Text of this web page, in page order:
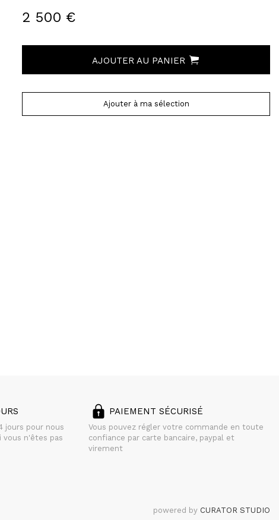
2 500 €
AJOUTER AU PANIER
Ajouter à ma sélection
jours pour nous
n'êtes pas
PAIEMENT SÉCURISÉ
Vous pouvez régler votre commande en toute
confiance par carte bancaire, paypal et
virement
powered by CURATOR STUDIO